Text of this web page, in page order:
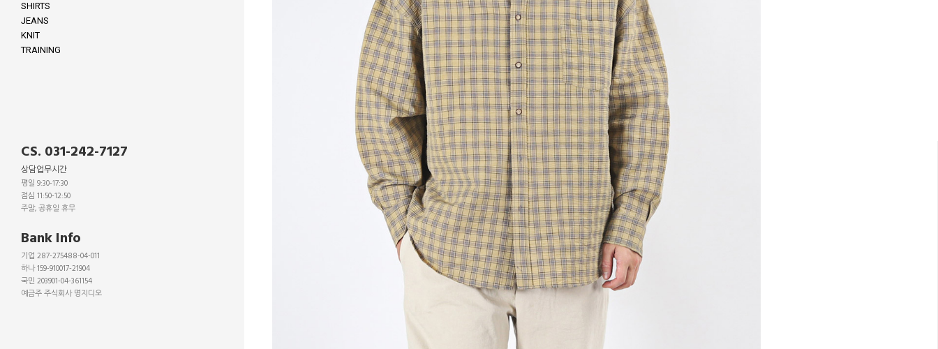
SHIRTS
JEANS
KNIT
TRAINING
CS. 031-242-7127
상담업무시간
평일 9:30-17:30
점심 11:50-12:50
주말, 공휴일 휴무
Bank Info
기업 287-275488-04-011
하나 159-910017-21904
국민 203901-04-361154
예금주 주식회사 명지디오